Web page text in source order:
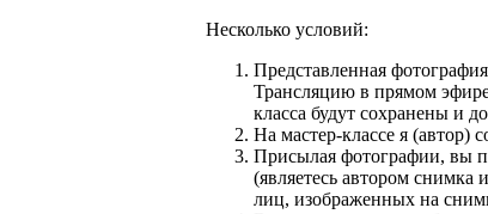
Несколько условий:
Представленная
Трансляцию в прямом
класса будут сохранены и
На мастер-классе я
Присылая фотографии, вы
(являетесь автором снимка
лиц, изображенных на